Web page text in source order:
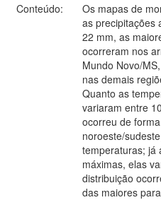
Conteúdo:
Os mapas de
as precipitações
22 mm, as
ocorreram nos
Mundo Novo/
nas demais
Quanto as
variaram entre
ocorreu de
noroeste/
temperaturas; já
máximas, elas
distribuição
das maiores